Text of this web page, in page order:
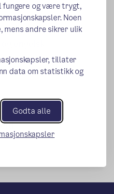
fungere og være trygt,
Noen
mens andre sikrer ulik
tillater
data om statistikk og
Godta alle
engelsk